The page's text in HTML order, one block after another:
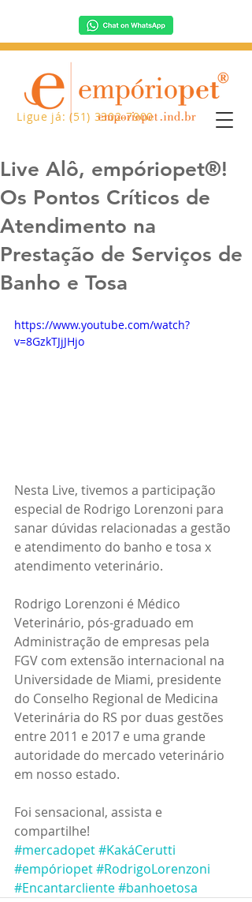
Ligue já: (51) 3302-7900
Live Alô, empóriopet®!
Os Pontos Críticos de
Atendimento na
Prestação de Serviços de
Banho e Tosa
https://www.youtube.com/watch?
v=8GzkTJjJHjo
Nesta Live, tivemos a participação
especial de Rodrigo Lorenzoni para
sanar dúvidas relacionadas a gestão
e atendimento do banho e tosa x
atendimento veterinário.
Rodrigo Lorenzoni é Médico
Veterinário, pós-graduado em
Administração de empresas pela
FGV com extensão internacional na
Universidade de Miami, presidente
do Conselho Regional de Medicina
Veterinária do RS por duas gestões
entre 2011 e 2017 e uma grande
autoridade do mercado veterinário
em nosso estado.
Foi sensacional, assista e
compartilhe!
#mercadopet#KakáCerutti
#empóriopet#RodrigoLorenzoni
#Encantarcliente#banhoetosa